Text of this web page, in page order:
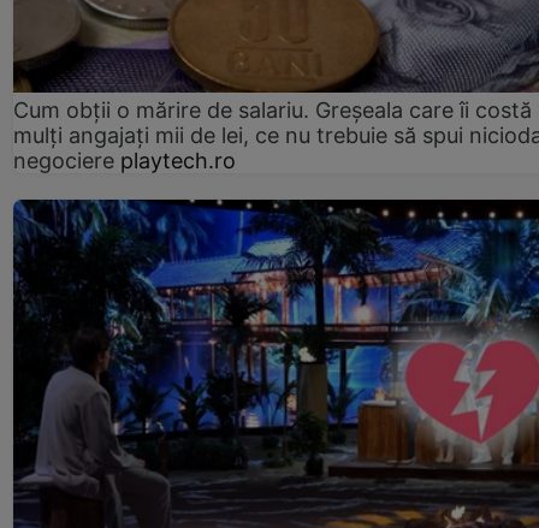
Cum obții o mărire de salariu. Greșeala care îi costă
mulți angajați mii de lei, ce nu trebuie să spui
negociere playtech.ro